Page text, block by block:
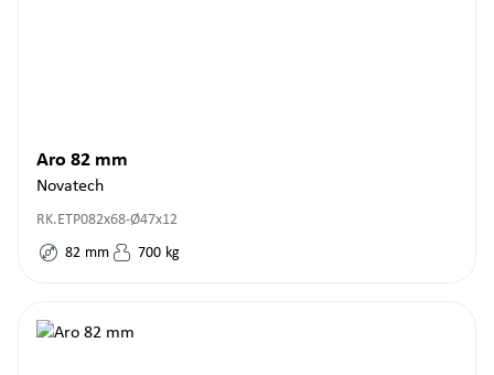
Aro 82 mm
Novatech
RK.ETP082x68-Ø47x12
82 mm 700 kg